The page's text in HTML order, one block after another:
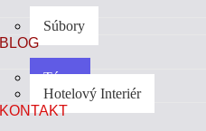
Súbory
BLOG
Témy
Hotelový Interiér
KONTAKT